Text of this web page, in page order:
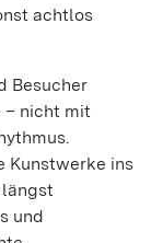
achtlos
Besucher
– nicht mit
Kunstwerke ins
und